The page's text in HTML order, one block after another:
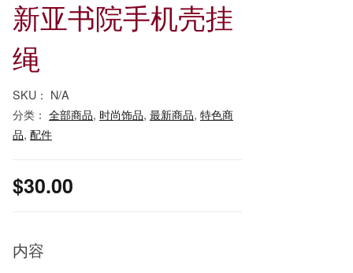
新亚书院手机壳挂
绳
SKU： N/A
分类： 全部商品, 时尚饰品, 最新商品, 特色商
品, 配件
$30.00
内容